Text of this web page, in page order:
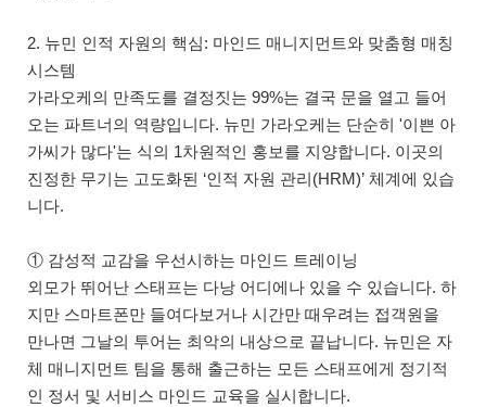
2. 뉴민 인적 자원의 핵심: 마인드 매니지먼트와 맞춤형 매칭
시스템
가라오케의 만족도를 결정짓는 99%는 결국 문을 열고 들어
오는 파트너의 역량입니다. 뉴민 가라오케는 단순히 '이쁜 아
가씨가 많다'는 식의 1차원적인 홍보를 지양합니다. 이곳의
진정한 무기는 고도화된 ‘인적 자원 관리(HRM)’ 체계에 있습
니다.
① 감성적 교감을 우선시하는 마인드 트레이닝
외모가 뛰어난 스태프는 다낭 어디에나 있을 수 있습니다. 하
지만 스마트폰만 들여다보거나 시간만 때우려는 접객원을
만나면 그날의 투어는 최악의 내상으로 끝납니다. 뉴민은 자
체 매니지먼트 팀을 통해 출근하는 모든 스태프에게 정기적
인 정서 및 서비스 마인드 교육을 실시합니다.